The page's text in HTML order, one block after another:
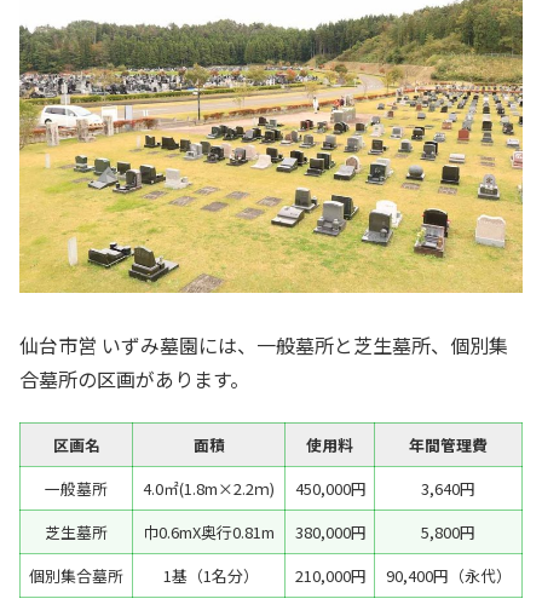
仙台市営 いずみ墓園には、一般墓所と芝生墓所、個別集
合墓所の区画があります。
区画名 面積 使用料
年間管理費
一般墓所
4.0㎡(1.8m×2.2ｍ) 450,000円
3,640円
芝生墓所
巾0.6mX奥行0.81m 380,000円
5,800円
個別集合墓所
1基（1名分） 210,000円 90,400円（永代）